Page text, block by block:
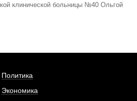
клинической больницы №40 Ольгой
Политика
Экономика